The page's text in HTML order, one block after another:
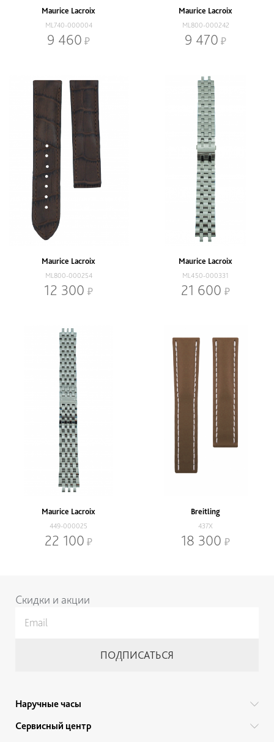
Maurice Lacroix
ML740-000004
9 460
Maurice Lacroix
ML800-000242
9 470
Maurice Lacroix
ML800-000254
12 300
Maurice Lacroix
ML450-000331
21 600
Maurice Lacroix
449-000025
22 100
Breitling
437X
18 300
Скидки и акции
Наручные часы
Все бренды
Сервисный центр